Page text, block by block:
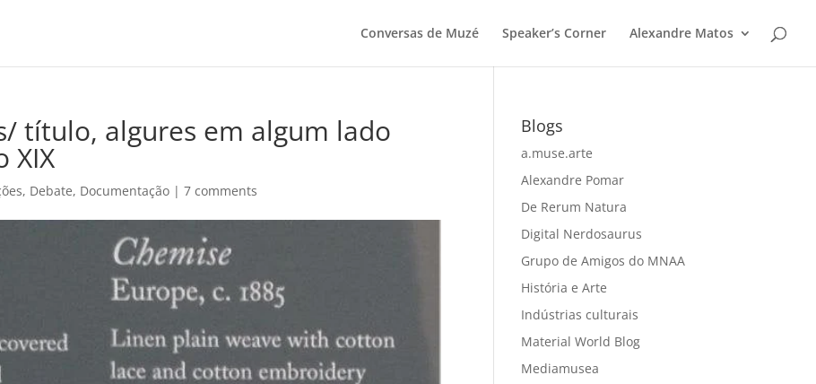
Conversas de Muzé Speaker’s Corner Alexandre Matos
título, algures em algum lado
XIX
, Debate, Documentação |7 comments
Blogs
a.muse.arte
Alexandre Pomar
De Rerum Natura
Digital Nerdosaurus
Grupo de Amigos do MNAA
História e Arte
Indústrias culturais
Material World Blog
Mediamusea